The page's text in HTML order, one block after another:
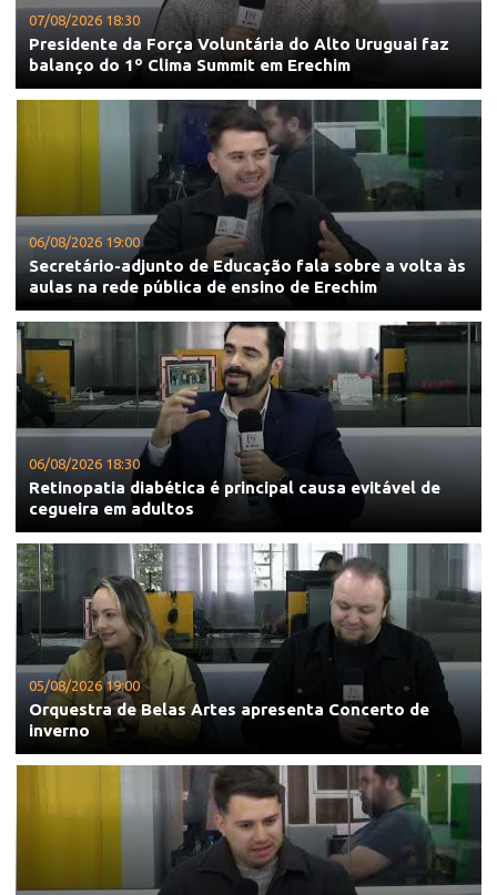
07/08/2026 18:30
Presidente da Força Voluntária do Alto Uruguai faz
balanço do 1º Clima Summit em Erechim
06/08/2026 19:00
Secretário-adjunto de Educação fala sobre a volta às
aulas na rede pública de ensino de Erechim
06/08/2026 18:30
Retinopatia diabética é principal causa evitável de
cegueira em adultos
05/08/2026 19:00
Orquestra de Belas Artes apresenta Concerto de
inverno